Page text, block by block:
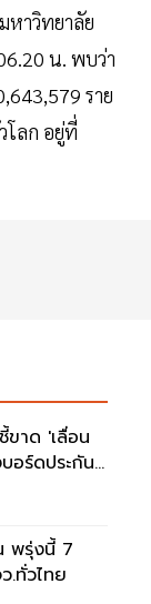
หาวิทยาลัย
น. พบว่า
ราย
โลก อยู่ที่
ขาด 'เลื่อน
อร์ดประกัน
พรุ่งนี้ 7
.ทั่วไทย